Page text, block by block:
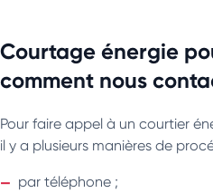
Courtage énergie
comment nous
Pour faire appel à un courtier
il y a plusieurs manières de
par téléphone ;